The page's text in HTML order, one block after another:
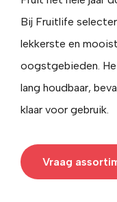
Bij Fruitlife
lekkerste en
oogstgebieden.
lang houdbaar,
klaar voor gebruik.
Vraag